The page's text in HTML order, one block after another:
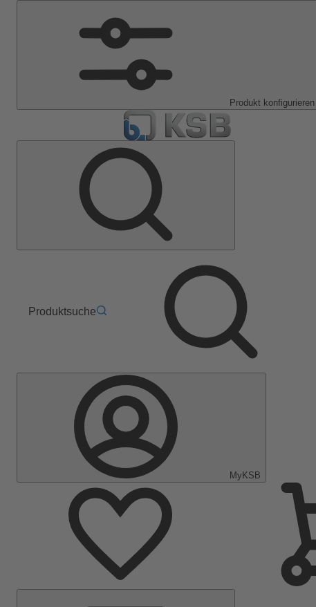
Produkt konfigurieren
Produktsuche
MyKSB